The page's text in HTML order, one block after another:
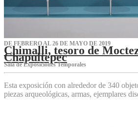
DE FEBRERO AL 26 DE MAYO DE 2019
Chimalli, tesoro de
Chapultepec
Sala de Exposiciones Temporales
Esta exposición con alrededor de 340
piezas arqueológicas, armas, ejemplares